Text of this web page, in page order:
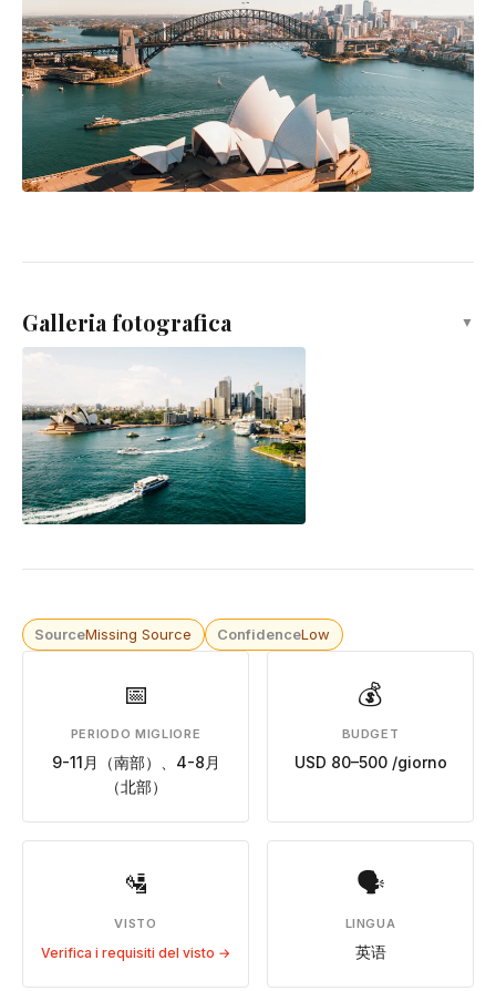
Galleria fotografica ▼
SourceMissing Source ConfidenceLow
📅
PERIODO MIGLIORE
9-11月（南部）、4-8月
（北部）
💰
BUDGET
USD 80–500 /giorno
🛂
VISTO
Verifica i requisiti del visto →
🗣
LINGUA
英语